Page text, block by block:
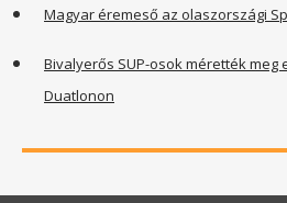
Magyar éremeső az olaszországi
Bivalyerős SUP-osok mérették meg
Duatlonon